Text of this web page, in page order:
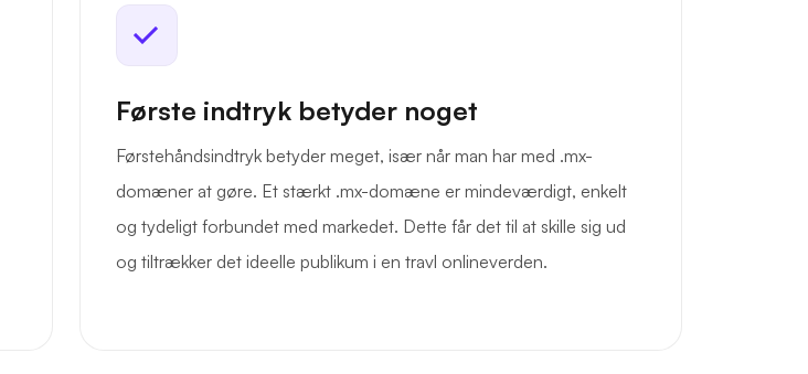
Første indtryk betyder noget
Førstehåndsindtryk betyder meget, især når man har med .mx-
domæner at gøre. Et stærkt .mx-domæne er mindeværdigt, enkelt
og tydeligt forbundet med markedet. Dette får det til at skille sig ud
og tiltrækker det ideelle publikum i en travl onlineverden.